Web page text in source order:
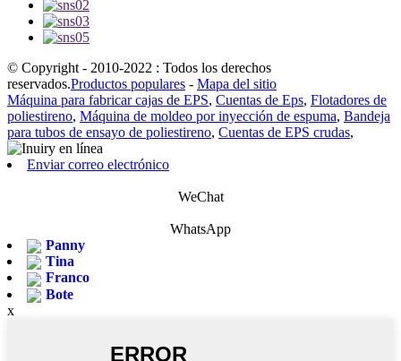
© Copyright - 2010-2022 : Todos los derechos
reservados.Productos populares - Mapa del sitio
Máquina para fabricar cajas de EPS, Cuentas de Eps, Flotadores de
poliestireno, Máquina de moldeo por inyección de espuma, Bandeja
para tubos de ensayo de poliestireno, Cuentas de EPS crudas,
Enviar correo electrónico
WeChat
WhatsApp
Panny
Tina
Franco
Bote
x